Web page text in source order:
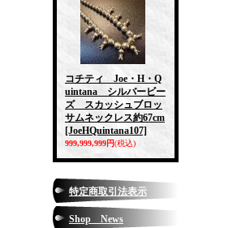
コチティ Joe・H・Q
uintana シルバービー
ズ スカッシュブロッ
サムネックレス約67cm
[JoeHQuintana107]
999,999,999円(税込)
特定商取引法表示
Shop News